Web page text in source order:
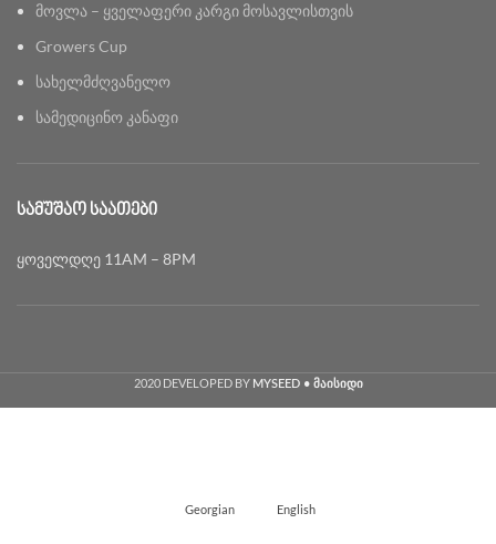
მოვლა – ყველაფერი კარგი მოსავლისთვის
Growers Cup
სახელმძღვანელო
სამედიცინო კანაფი
ᲡᲐᲛᲣᲨᲐᲝ ᲡᲐᲐᲗᲔᲑᲘ
ყოველდღე 11AM – 8PM
2020 DEVELOPED BY MYSEED • მაისიდი
Georgian English